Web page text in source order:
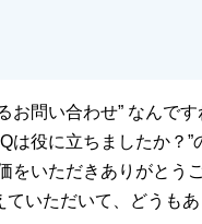
お問い合わせ” なんです
は役に立ちましたか
をいただきありがとう
ていただいて、どうも